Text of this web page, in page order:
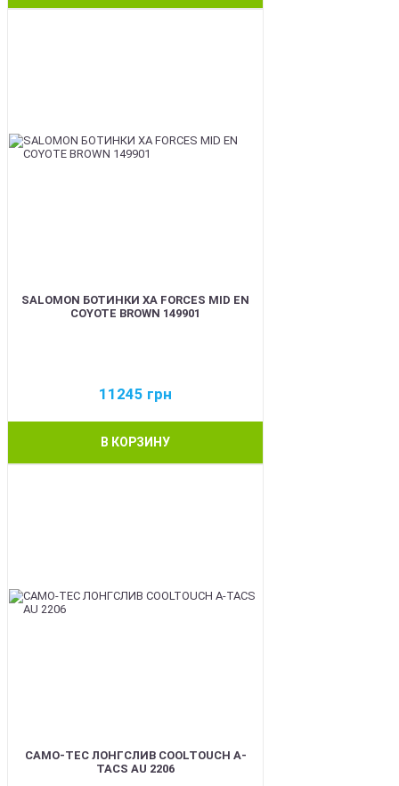
SALOMON БОТИНКИ XA FORCES MID EN
COYOTE BROWN 149901
11245 грн
В КОРЗИНУ
CAMO-TEC ЛОНГСЛИВ COOLTOUCH A-
TACS AU 2206